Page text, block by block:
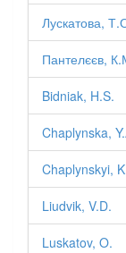
Лускатова,
Пантелєєв,
Bidniak, H.S.
Chaplynska,
Chaplynskyi,
Liudvik, V.D.
Luskatov, O.